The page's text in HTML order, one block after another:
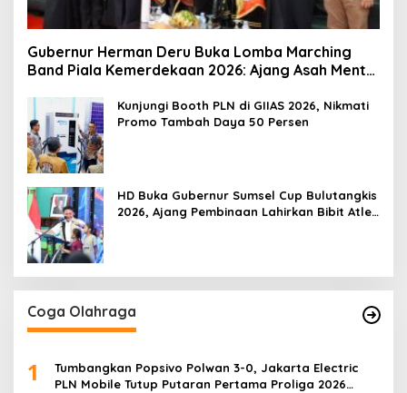
Gubernur Herman Deru Buka Lomba Marching
Band Piala Kemerdekaan 2026: Ajang Asah Mental
Kunjungi Booth PLN di GIIAS 2026, Nikmati
Promo Tambah Daya 50 Persen
HD Buka Gubernur Sumsel Cup Bulutangkis
2026, Ajang Pembinaan Lahirkan Bibit Atlet
Coga Olahraga
1
Tumbangkan Popsivo Polwan 3-0, Jakarta Electric
PLN Mobile Tutup Putaran Pertama Proliga 2026